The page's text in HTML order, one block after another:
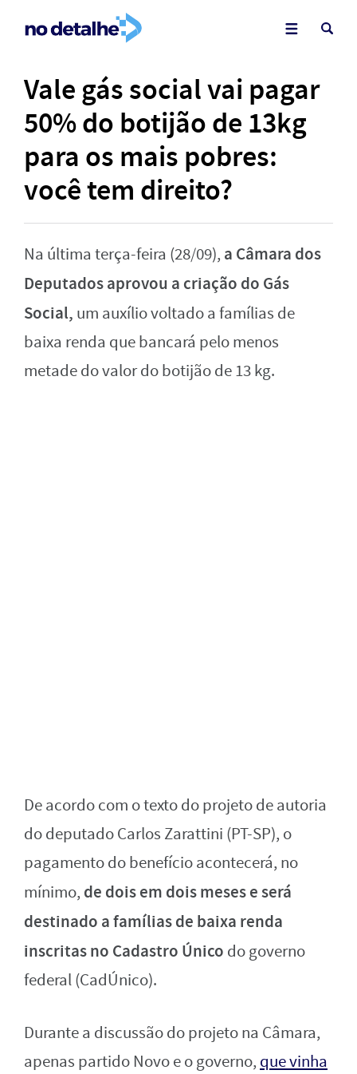
Vale gás social vai pagar
50% do botijão de 13kg
para os mais pobres:
você tem direito?
Na última terça-feira (28/09), a Câmara dos
Deputados aprovou a criação do Gás
Social, um auxílio voltado a famílias de
baixa renda que bancará pelo menos
metade do valor do botijão de 13 kg.
De acordo com o texto do projeto de autoria
do deputado Carlos Zarattini (PT-SP), o
pagamento do benefício acontecerá, no
mínimo, de dois em dois mesese será
destinado a famílias de baixa renda
inscritas no Cadastro Único do governo
federal (CadÚnico).
Durante a discussão do projeto na Câmara,
apenas partido Novo e o governo, que vinha